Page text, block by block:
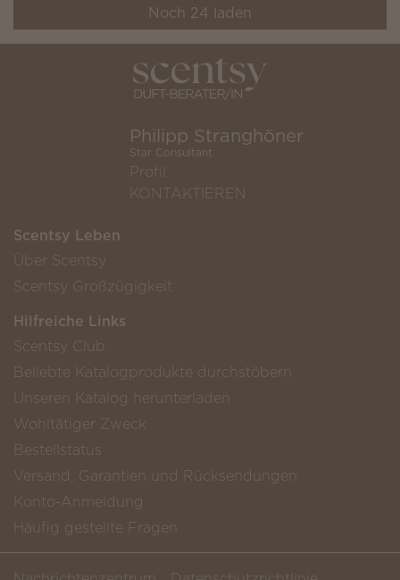
Noch 24 laden
Philipp Stranghöner
Star Consultant
Profil
KONTAKTIEREN
Scentsy Leben
Über Scentsy
Scentsy Großzügigkeit
Hilfreiche Links
Scentsy Club
Beliebte Katalogprodukte durchstöbern
Unseren Katalog herunterladen
Wohltätiger Zweck
Bestellstatus
Versand, Garantien und Rücksendungen
Konto-Anmeldung
Häufig gestellte Fragen